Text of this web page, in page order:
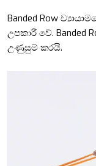
Banded Row
උපකාරී වේ. Banded
උණුසුම් කරයි.